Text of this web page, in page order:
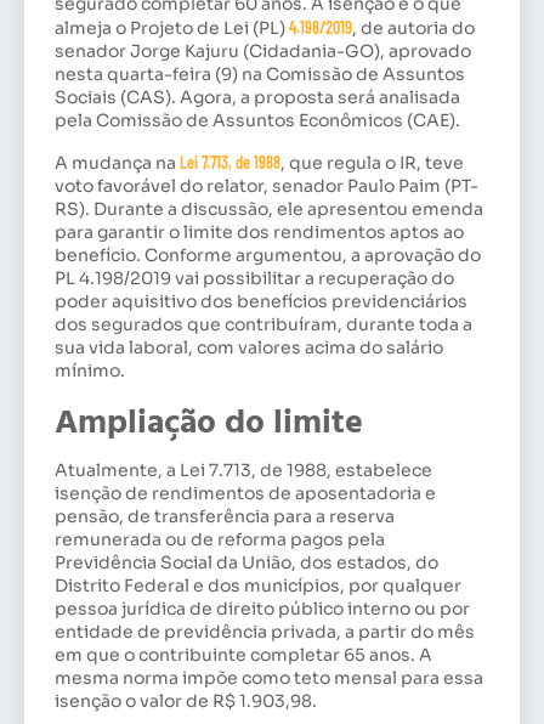
almeja o Projeto de Lei (PL)4.198/2019, de autoria do
senador Jorge Kajuru (Cidadania-GO), aprovado
nesta quarta-feira (9) na Comissão de Assuntos
Sociais (CAS). Agora, a proposta será analisada
pela Comissão de Assuntos Econômicos (CAE).
A mudança na Lei 7.713, de 1988, que regula o IR, teve
voto favorável do relator, senador Paulo Paim (PT-
RS). Durante a discussão, ele apresentou emenda
para garantir o limite dos rendimentos aptos ao
benefício. Conforme argumentou, a aprovação do
PL 4.198/2019 vai possibilitar a recuperação do
poder aquisitivo dos benefícios previdenciários
dos segurados que contribuíram, durante toda a
sua vida laboral, com valores acima do salário
mínimo.
Ampliação do limite
Atualmente, a Lei 7.713, de 1988, estabelece
isenção de rendimentos de aposentadoria e
pensão, de transferência para a reserva
remunerada ou de reforma pagos pela
Previdência Social da União, dos estados, do
Distrito Federal e dos municípios, por qualquer
pessoa jurídica de direito público interno ou por
entidade de previdência privada, a partir do mês
em que o contribuinte completar 65 anos. A
mesma norma impõe como teto mensal para essa
isenção o valor de R$ 1.903,98.